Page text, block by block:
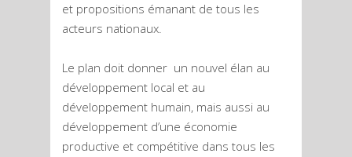
et propositions émanant de tous les
acteurs nationaux.
Le plan doit donner un nouvel élan au
développement local et au
développement humain, mais aussi au
développement d’une économie
productive et compétitive dans tous les